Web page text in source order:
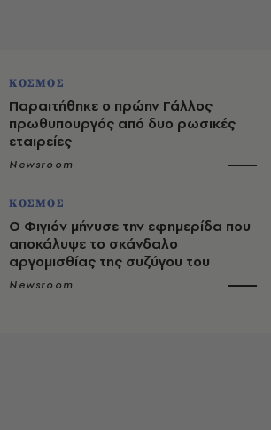
ΚΟΣΜΟΣ
Παραιτήθηκε ο πρώην Γάλλος
πρωθυπουργός από δυο ρωσικές
εταιρείες
Newsroom
ΚΟΣΜΟΣ
Ο Φιγιόν μήνυσε την εφημερίδα που
αποκάλυψε το σκάνδαλο
αργομισθίας της συζύγου του
Newsroom